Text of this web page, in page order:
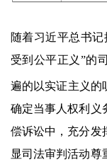
随着习近平总书
受到公平正义”的
遍的以实证主义的
确定当事人权利义
偿诉讼中，充分发
显司法审判活动尊